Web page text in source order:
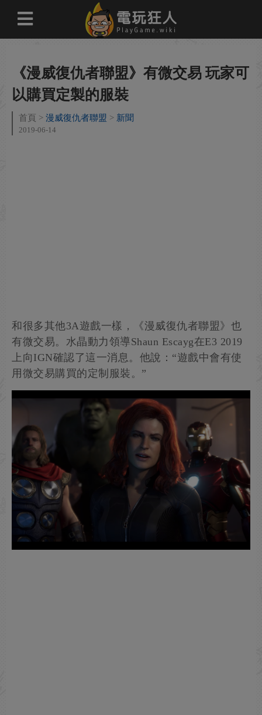
《漫威復仇者聯盟》有微交易 玩家可
以購買定製的服裝
首頁 漫威復仇者聯盟 新聞
2019-06-14
和很多其他3A遊戲一樣，《漫威復仇者聯盟》也
有微交易。水晶動力領導Shaun Escayg在E3 2019
上向IGN確認了這一消息。他說：“遊戲中會有使
用微交易購買的定制服裝。”